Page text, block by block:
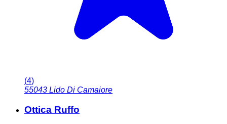
(4)
55043 Lido Di Camaiore
Ottica Ruffo